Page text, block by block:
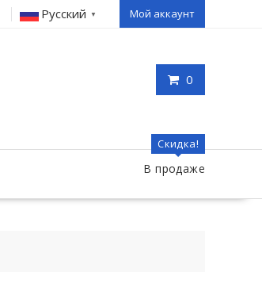
Русский ▼ Мой аккаунт
0
Скидка!
В продаже